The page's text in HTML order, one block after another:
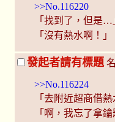
>>No.116220
「找到了，但是…
「沒有熱水啊！」
發起者請有標題
>>No.116224
「去附近超商借熱
「啊，我忘了拿